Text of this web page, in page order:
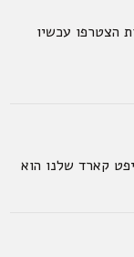
הצטרפו עכשיו
קארד שלנו הוא